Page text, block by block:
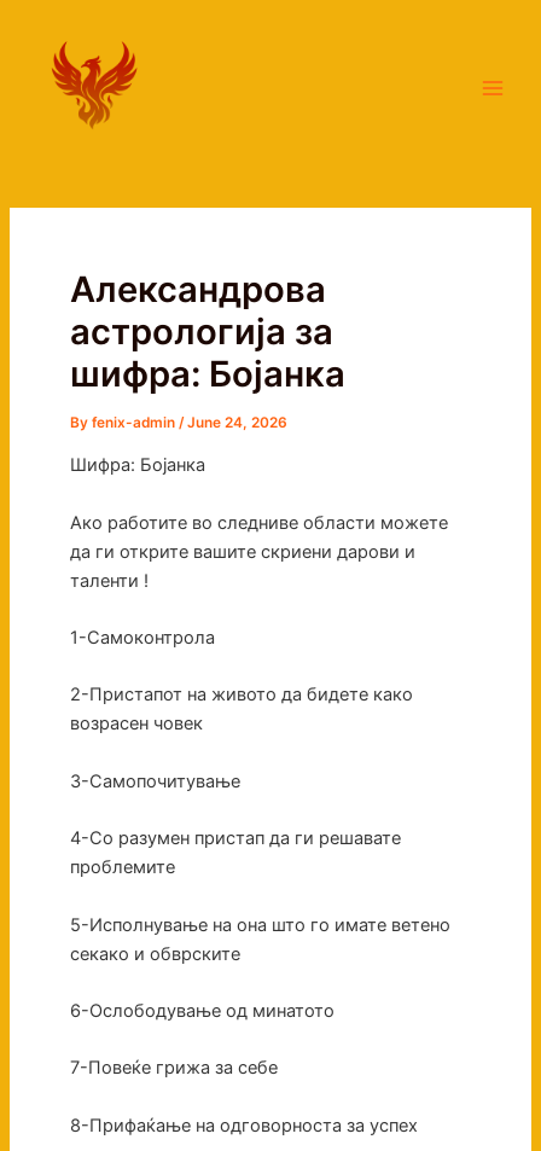
content
Александрова
астрологија за
шифра: Бојанка
By fenix-admin /June 24, 2026
Шифра: Бојанка
Ако работите во следниве области можете
да ги открите вашите скриени дарови и
таленти !
1-Самоконтрола
2-Пристапот на живото да бидете како
возрасен човек
3-Самопочитување
4-Со разумен пристап да ги решавате
проблемите
5-Исполнување на она што го имате ветено
секако и обврските
6-Ослободување од минатото
7-Повеќе грижа за себе
8-Прифаќање на одговорноста за успех